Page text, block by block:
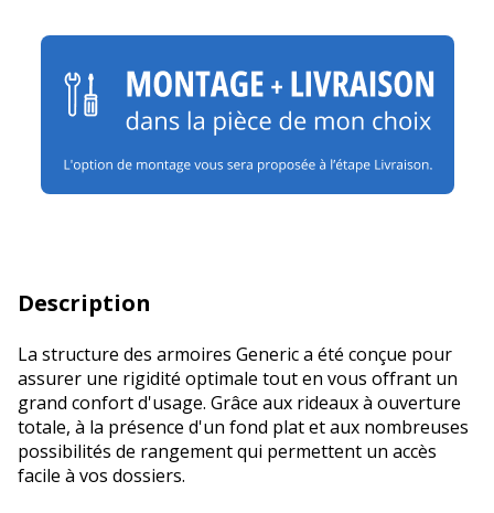
Description
La structure des armoires Generic a été conçue pour
assurer une rigidité optimale tout en vous offrant un
grand confort d'usage. Grâce aux rideaux à ouverture
totale, à la présence d'un fond plat et aux nombreuses
possibilités de rangement qui permettent un accès
facile à vos dossiers.